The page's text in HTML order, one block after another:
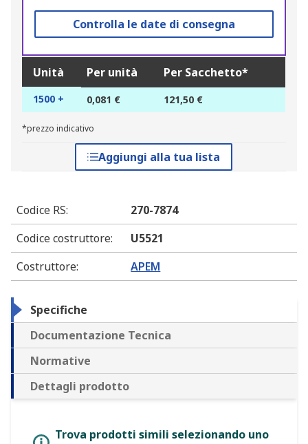
Controlla le date di consegna
Unità Per unità Per Sacchetto*
1500 + 0,081 € 121,50 €
*prezzo indicativo
Aggiungi alla tua lista
Codice RS:
270-7874
Codice costruttore:
U5521
Costruttore: APEM
Specifiche
Documentazione Tecnica
Normative
Dettagli prodotto
Trova prodotti simili selezionando uno